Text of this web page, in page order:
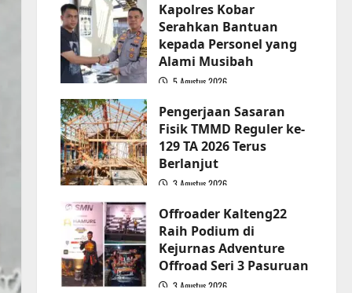
Kapolres Kobar
Serahkan Bantuan
kepada Personel yang
Alami Musibah
5 Agustus 2026
Pengerjaan Sasaran
Fisik TMMD Reguler ke-
129 TA 2026 Terus
Berlanjut
3 Agustus 2026
Offroader Kalteng22
Raih Podium di
Kejurnas Adventure
Offroad Seri 3 Pasuruan
3 Agustus 2026